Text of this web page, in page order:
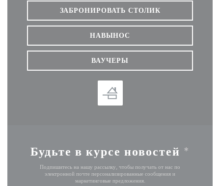
ЗАБРОНИРОВАТЬ СТОЛИК
НАВЫНОС
ВАУЧЕРЫ
Будьте в курсе новостей *
Подпишитесь на нашу рассылку, чтобы получать от нас по
электронной почте персонализированные сообщения и
маркетинговые предложения.